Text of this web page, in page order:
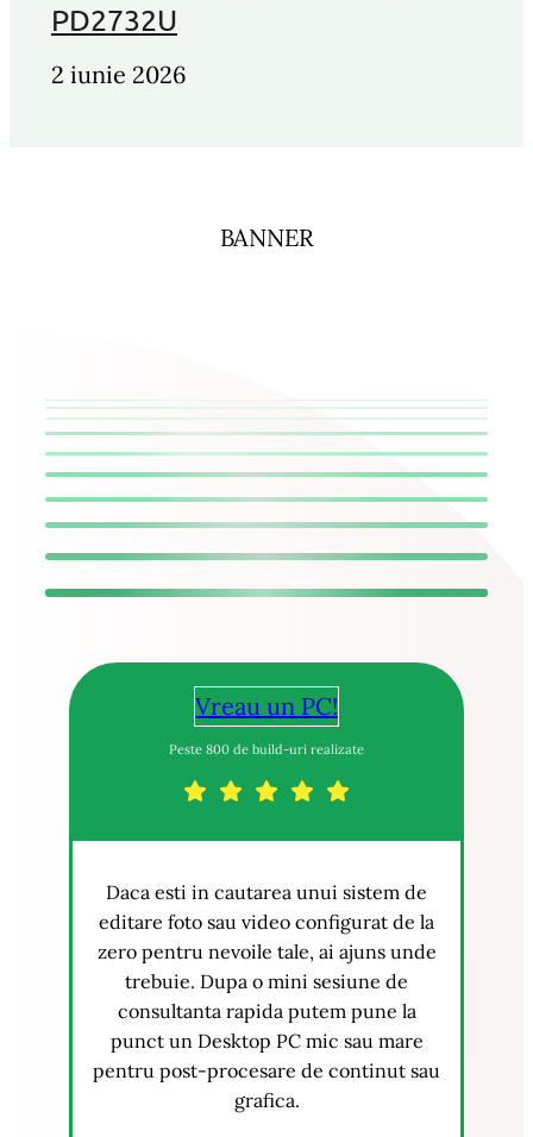
PD2732U
2 iunie 2026
BANNER
Vreau un PC!
Peste 800 de build-uri realizate
Daca esti in cautarea unui sistem de
editare foto sau video configurat de la
zero pentru nevoile tale, ai ajuns unde
trebuie. Dupa o mini sesiune de
consultanta rapida putem pune la
punct un Desktop PC mic sau mare
pentru post-procesare de continut sau
grafica.